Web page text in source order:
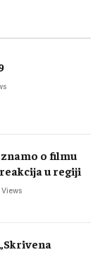
znamo o filmu
u regiji
Views